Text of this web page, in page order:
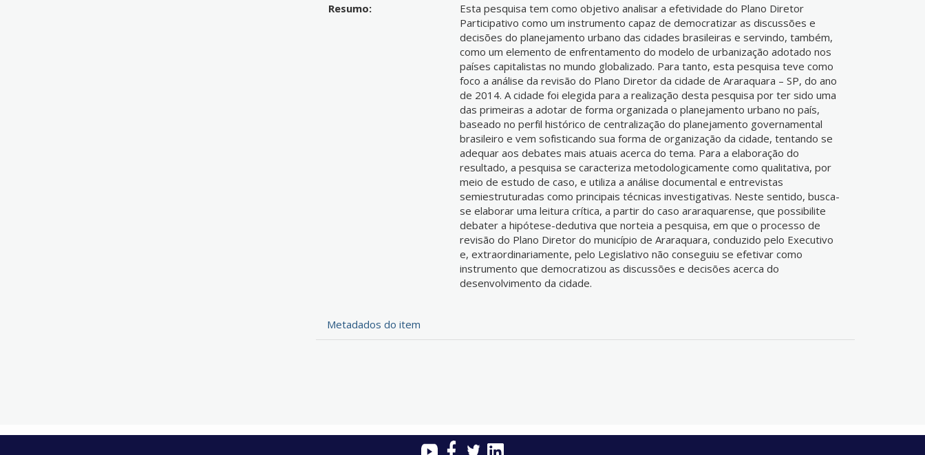
Resumo:
Esta pesquisa tem como objetivo analisar a efetividade do Plano Diretor
Participativo como um instrumento capaz de democratizar as discussões e
decisões do planejamento urbano das cidades brasileiras e servindo, também,
como um elemento de enfrentamento do modelo de urbanização adotado nos
países capitalistas no mundo globalizado. Para tanto, esta pesquisa teve como
foco a análise da revisão do Plano Diretor da cidade de Araraquara – SP, do ano
de 2014. A cidade foi elegida para a realização desta pesquisa por ter sido uma
das primeiras a adotar de forma organizada o planejamento urbano no país,
baseado no perfil histórico de centralização do planejamento governamental
brasileiro e vem sofisticando sua forma de organização da cidade, tentando se
adequar aos debates mais atuais acerca do tema. Para a elaboração do
resultado, a pesquisa se caracteriza metodologicamente como qualitativa, por
meio de estudo de caso, e utiliza a análise documental e entrevistas
semiestruturadas como principais técnicas investigativas. Neste sentido, busca-
se elaborar uma leitura crítica, a partir do caso araraquarense, que possibilite
debater a hipótese-dedutiva que norteia a pesquisa, em que o processo de
revisão do Plano Diretor do município de Araraquara, conduzido pelo Executivo
e, extraordinariamente, pelo Legislativo não conseguiu se efetivar como
instrumento que democratizou as discussões e decisões acerca do
desenvolvimento da cidade.
Metadados do item